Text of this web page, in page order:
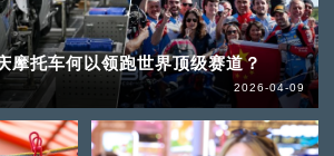
摩托车何以领跑世界顶级赛道？
2026-04-09